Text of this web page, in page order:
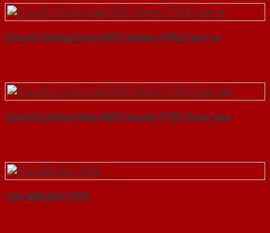
Cửa Gỗ Chống Cháy MDF Veneer P1R4 Cam xe
Cửa Gỗ Chống Cháy MDF Veneer P1R2 Xoan dao
Cửa ABS KOS 101E